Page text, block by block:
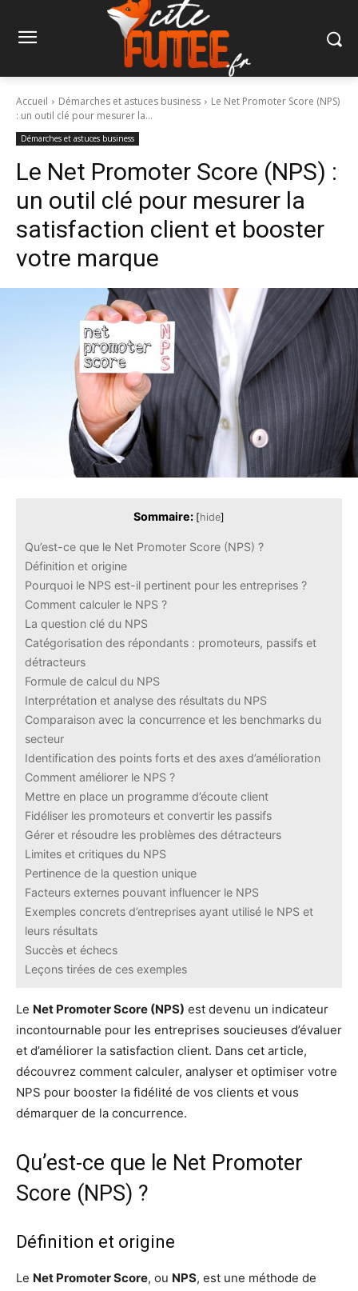
Accueil Démarches et astuces business
Le Net Promoter Score (NPS)
: un outil clé pour mesurer la...
Démarches et astuces business
Le Net Promoter Score (NPS) :
un outil clé pour mesurer la
satisfaction client et booster
votre marque
Sommaire: [hide]
Qu’est-ce que le Net Promoter Score (NPS) ?
Définition et origine
Pourquoi le NPS est-il pertinent pour les entreprises ?
Comment calculer le NPS ?
La question clé du NPS
Catégorisation des répondants : promoteurs, passifs et
détracteurs
Formule de calcul du NPS
Interprétation et analyse des résultats du NPS
Comparaison avec la concurrence et les benchmarks du
secteur
Identification des points forts et des axes d’amélioration
Comment améliorer le NPS ?
Mettre en place un programme d’écoute client
Fidéliser les promoteurs et convertir les passifs
Gérer et résoudre les problèmes des détracteurs
Limites et critiques du NPS
Pertinence de la question unique
Facteurs externes pouvant influencer le NPS
Exemples concrets d’entreprises ayant utilisé le NPS et
leurs résultats
Succès et échecs
Leçons tirées de ces exemples
Le Net Promoter Score (NPS) est devenu un indicateur
incontournable pour les entreprises soucieuses d’évaluer
et d’améliorer la satisfaction client. Dans cet article,
découvrez comment calculer, analyser et optimiser votre
NPS pour booster la fidélité de vos clients et vous
démarquer de la concurrence.
Qu’est-ce que le Net Promoter
Score (NPS) ?
Définition et origine
Le Net Promoter Score, ou NPS, est une méthode de